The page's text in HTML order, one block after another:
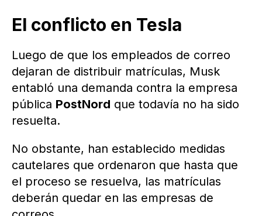
El conflicto en Tesla
Luego de que los empleados de correo
dejaran de distribuir matrículas, Musk
entabló una demanda contra la empresa
pública PostNord que todavía no ha sido
resuelta.
No obstante, han establecido medidas
cautelares que ordenaron que hasta que
el proceso se resuelva, las matrículas
deberán quedar en las empresas de